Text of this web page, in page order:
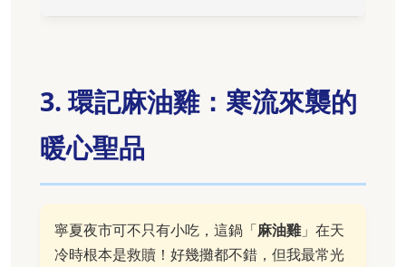
3. 環記麻油雞：寒流來襲的
暖心聖品
寧夏夜市可不只有小吃，這鍋「麻油雞」在天
冷時根本是救贖！好幾攤都不錯，但我最常光